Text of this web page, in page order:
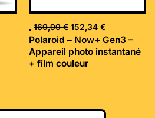
169,99€ 152,34 €
Polaroid – Now+ Gen3 –
Appareil photo instantané
+ film couleur